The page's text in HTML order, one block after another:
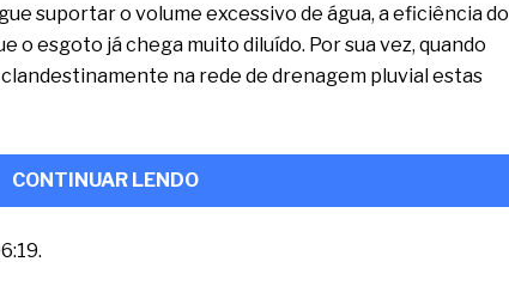
suportar o volume excessivo de água, a eficiência do
o esgoto já chega muito diluído. Por sua vez, quando
na rede de drenagem pluvial estas
CONTINUAR LENDO